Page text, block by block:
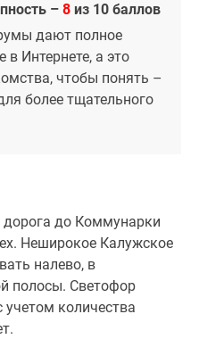
– 8 из 10 баллов
дают полное
в Интернете, а это
чтобы понять –
более тщательного
дорога до Коммунарки
Неширокое Калужское
налево, в
полосы. Светофор
учетом количества